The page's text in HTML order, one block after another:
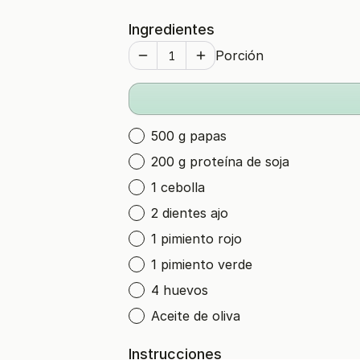
Ingredientes
Porción
500 g papas
200 g proteína de soja
1 cebolla
2 dientes ajo
1 pimiento rojo
1 pimiento verde
4 huevos
Aceite de oliva
Instrucciones